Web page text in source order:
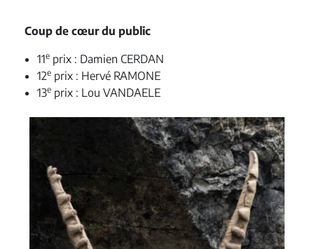
Coup de cœur du public
11e prix : Damien CERDAN
12e prix : Hervé RAMONE
13e prix : Lou VANDAELE